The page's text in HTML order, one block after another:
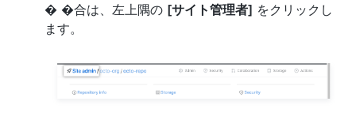
� �合は、左上隅の [サイト管理者] をクリックし
ます。